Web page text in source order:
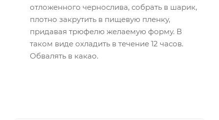
отложенного чернослива, собрать в шарик,
плотно закрутить в пищевую пленку,
придавая трюфелю желаемую форму. В
таком виде охладить в течение 12 часов.
Обвалять в какао.